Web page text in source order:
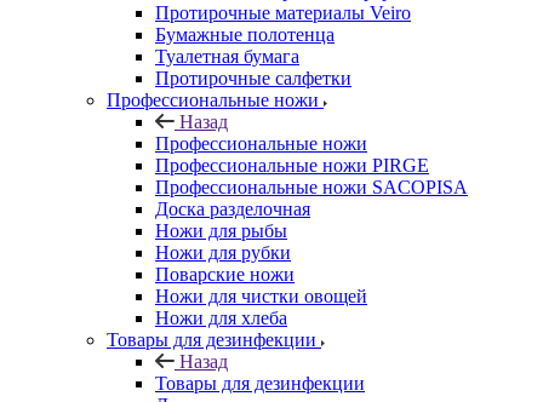
Протирочные материалы Veiro
Бумажные полотенца
Туалетная бумага
Протирочные салфетки
Профессиональные ножи
Назад
Профессиональные ножи
Профессиональные ножи PIRGE
Профессиональные ножи SACOPISA
Доска разделочная
Ножи для рыбы
Ножи для рубки
Поварские ножи
Ножи для чистки овощей
Ножи для хлеба
Товары для дезинфекции
Назад
Товары для дезинфекции